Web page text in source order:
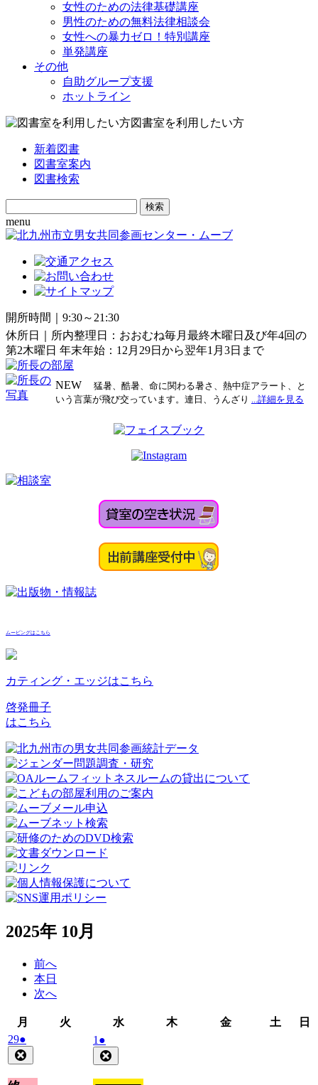
女性のための法律基礎講座
男性のための無料法律相談会
女性への暴力ゼロ！特別講座
単発講座
その他
自助グループ支援
ホットライン
図書室を利用したい方
新着図書
図書室案内
図書検索
Search
for:
menu
開所時間｜9:30～21:30
休所日｜所内整理日：おおむね毎月最終木曜日及び年4回の
第2木曜日 年末年始：12月29日から翌年1月3日まで
NEW
猛暑、酷暑、命に関わる暑さ、熱中症アラート、と
いう言葉が飛び交っています。連日、うんざり ...詳細を見る
ムービングはこちら
カティング・エッジはこちら
啓発冊子
はこちら
2025年 10月
前へ
本日
次へ
月
日
火 水水
木木
金金
土土
日
292025
年
9
月
●
件
の
イ
1 2025
年
10
月
●
件
の
イ